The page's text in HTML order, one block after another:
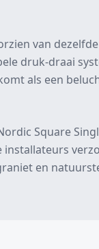
van
druk-draai
als een
Square
installateurs
en